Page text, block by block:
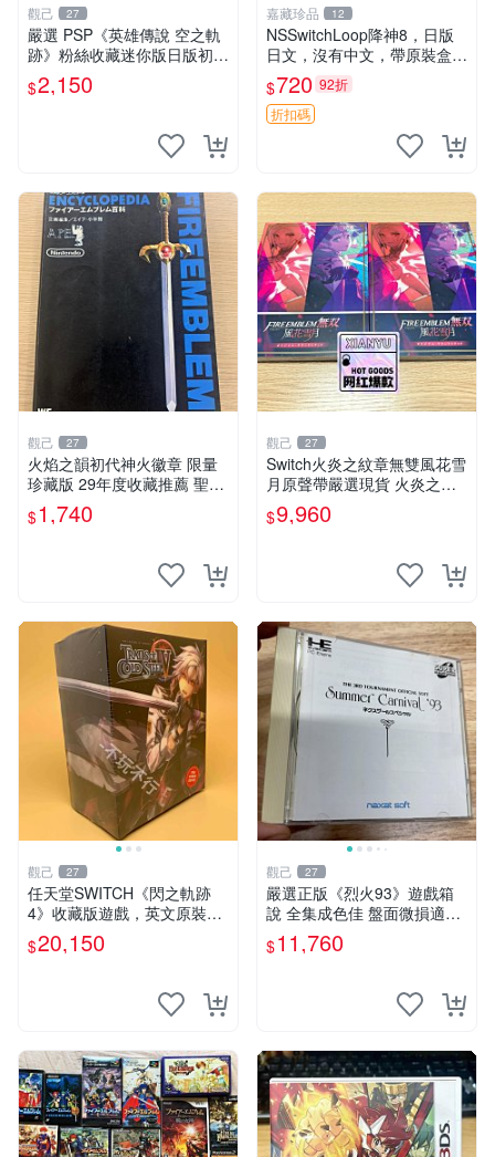
觀己 27
嚴選 PSP《英雄傳說 空之軌
跡》粉絲收藏迷你版日版初回
測試卡 新品未開封 軨跡系列
收藏版 未拆封
$2,150
嘉藏珍品 12
NSSwitchLoop降神8，日版
日文，沒有中文，帶原裝盒，
功能完好，二手物品非質量問
題不退不換
$720 92折
折扣碼
觀己 27
火焰之韻初代神火徽章 限量
珍藏版 29年度收藏推薦 聖火
徽章 測試特典 初代電玩
$1,740
觀己 27
Switch火炎之紋章無雙風花雪
月原聲帶嚴選現貨 火炎之紋
章 Switch 原聲帶 歌曲 OST
$9,960
觀己 27
任天堂SWITCH《閃之軌跡
4》收藏版遊戲，英文原裝，
全新未開封 閃之軌跡4 游戲
卡帶
$20,150
觀己 27
嚴選正版《烈火93》遊戲箱
說 全集成色佳 盤面微損適合
收藏 烈火93 組 套 記錄片
$11,760